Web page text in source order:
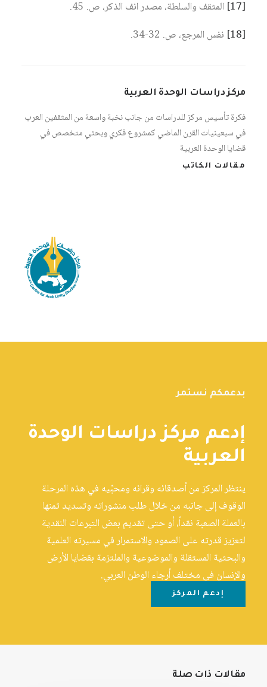
[17]
المثقف والسلطة، مصدر انف الذكر، ص. 45.
[18]
نفس المرجع، ص. 32-34.
مركز دراسات الوحدة العربية
فكرة تأسيس مركز للدراسات من جانب نخبة واسعة من المثقفين العرب
في سبعينيات القرن الماضي كمشروع فكري وبحثي متخصص في
قضايا الوحدة العربية
مقالات الكاتب
بدعمكم نستمر
إدعم مركز دراسات الوحدة
العربية
ينتظر المركز من أصدقائه وقرائه ومحبِّيه في هذه المرحلة
الوقوف إلى جانبه من خلال طلب منشوراته وتسديد ثمنها
بالعملة الصعبة نقداً، أو حتى تقديم بعض التبرعات النقدية
لتعزيز قدرته على الصمود والاستمرار في مسيرته العلمية
والبحثية المستقلة والموضوعية والملتزمة بقضايا الأرض
والإنسان في مختلف أرجاء الوطن العربي.
إدعم المركز
مقالات ذات صلة